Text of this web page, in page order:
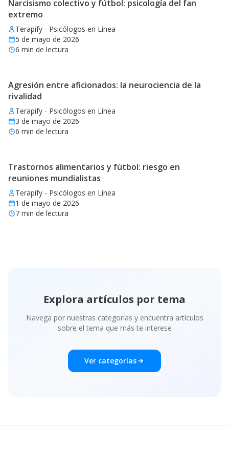
Narcisismo colectivo y fútbol: psicología del fan
extremo
Terapify - Psicólogos en Línea
5 de mayo de 2026
6 min de lectura
Agresión entre aficionados: la neurociencia de la
rivalidad
Terapify - Psicólogos en Línea
3 de mayo de 2026
6 min de lectura
Trastornos alimentarios y fútbol: riesgo en
reuniones mundialistas
Terapify - Psicólogos en Línea
1 de mayo de 2026
7 min de lectura
Explora artículos por tema
Navega por nuestras categorías y encuentra artículos
sobre el tema que más te interese
Ver categorías